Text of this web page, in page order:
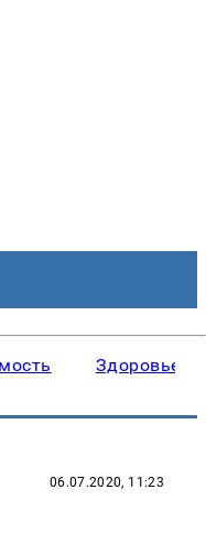
Здоровье
06.07.2020, 11:23